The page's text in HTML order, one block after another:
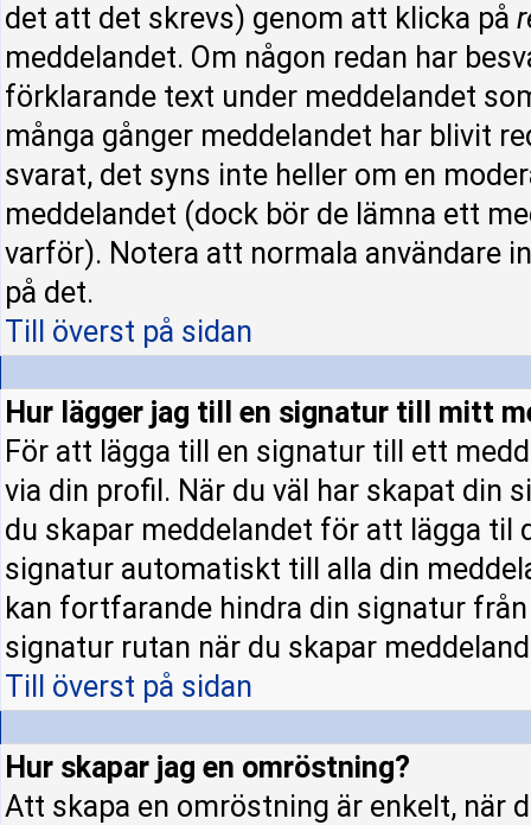
det att det skrevs) genom att klicka på
meddelandet. Om någon redan har
förklarande text under meddelandet
många gånger meddelandet har blivit
svarat, det syns inte heller om en
meddelandet (dock bör de lämna ett
varför). Notera att normala användare
på det.
Till överst på sidan
Hur lägger jag till en signatur till mitt
För att lägga till en signatur till ett
via din profil. När du väl har skapat din
du skapar meddelandet för att lägga til
signatur automatiskt till alla din
kan fortfarande hindra din signatur
signatur rutan när du skapar
Till överst på sidan
Hur skapar jag en omröstning?
Att skapa en omröstning är enkelt, när